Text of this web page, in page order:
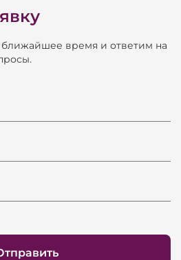
время и ответим на